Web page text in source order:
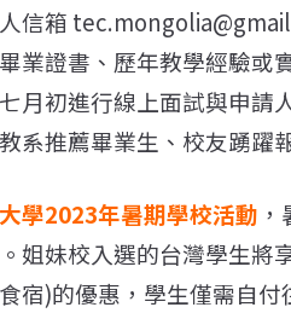
信箱
業證書、歷年教學經驗或
月初進行線上面試與申請
系推薦畢業生、校友踴躍
學2023年暑期學校活動
姐妹校入選的台灣學生將
宿)的優惠，學生僅需自